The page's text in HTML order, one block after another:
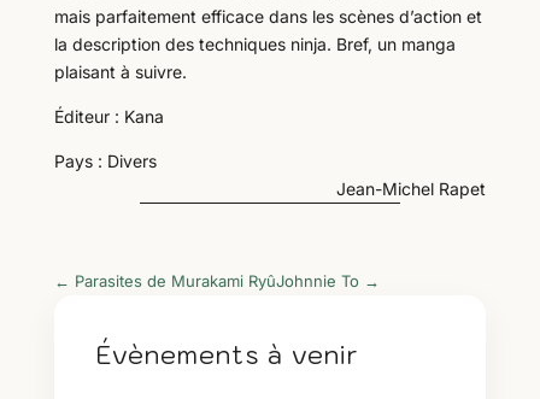
mais parfaitement efficace dans les scènes d’action et
la description des techniques ninja. Bref, un manga
plaisant à suivre.
Éditeur : Kana
Pays : Divers
Jean-Michel Rapet
← Parasites de Murakami RyûJohnnie To→
Évènements à venir